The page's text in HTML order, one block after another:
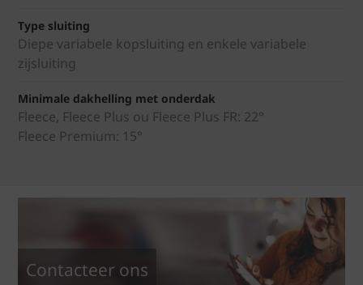
Type sluiting
Diepe variabele kopsluiting en enkele variabele
zijsluiting
Minimale dakhelling met onderdak
Fleece, Fleece Plus ou Fleece Plus FR: 22°
Fleece Premium: 15°
Contacteer ons